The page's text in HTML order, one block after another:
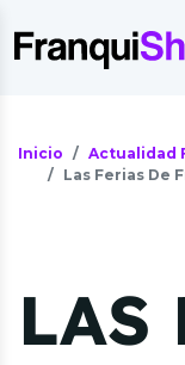
Inicio
Actualidad
Las Ferias De
LAS